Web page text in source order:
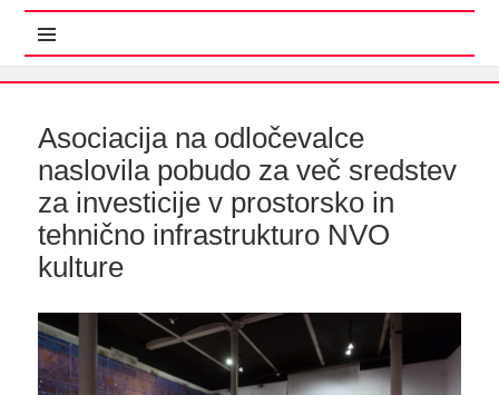
Asociacija na odločevalce
naslovila pobudo za več sredstev
za investicije v prostorsko in
tehnično infrastrukturo NVO
kulture